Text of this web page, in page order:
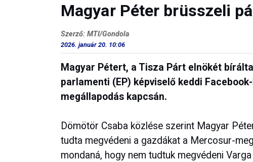
Magyar Péter brüsszeli
Szerző: MTI/Gondola
2026. január 20. 10:06
Magyar Pétert, a Tisza Párt elnökét
parlamenti (EP) képviselő keddi
megállapodás kapcsán.
Dömötör Csaba közlése szerint Magyar
tudta megvédeni a gazdákat a Mercosur-
mondaná, hogy nem tudtuk megvédeni